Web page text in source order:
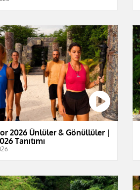
2026 Ünlüler & Gönüllüler |
Tanıtımı